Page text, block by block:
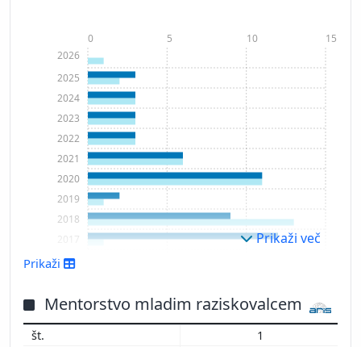
2011
2013
2016
2017
2018
2019
2020
2021
2022
2023
2024
2025
2026
0 5 10 15
Prikaži več
Prikaži
Mentorstvo mladim raziskovalcem
1